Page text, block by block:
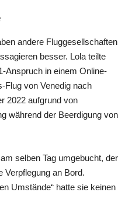
andere Fluggesellschaften
besser. Lola teilte
Anspruch in einem Online-
Flug von Venedig nach
2022 aufgrund von
während der Beerdigung von
selben Tag umgebucht, der
Verpflegung an Bord.
Umstände“ hatte sie keinen